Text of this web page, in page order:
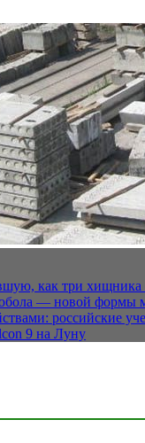
как три хищника
— новой формы
российские
9 на Луну